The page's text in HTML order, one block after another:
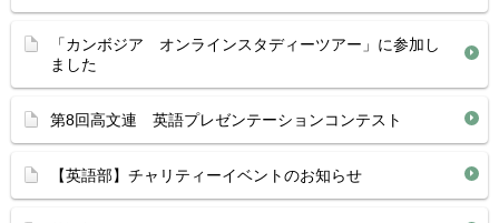
「カンボジア オンラインスタディーツアー」に参加し
ました
第8回高文連 英語プレゼンテーションコンテスト
【英語部】チャリティーイベントのお知らせ